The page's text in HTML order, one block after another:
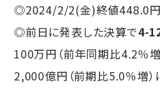
◎2024/2/2(金)終値448.0
◎前日に発表した決算で4-
100万円（前年同期比4.2％増
2,000億円（前期比5.0％増）